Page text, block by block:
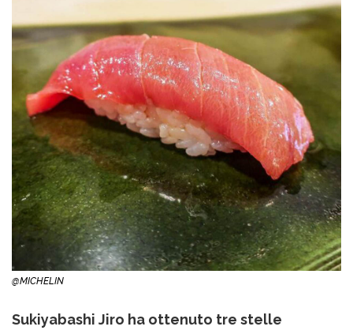
@MICHELIN
Sukiyabashi Jiro ha ottenuto tre stelle